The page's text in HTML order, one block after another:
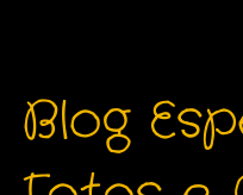
Blog